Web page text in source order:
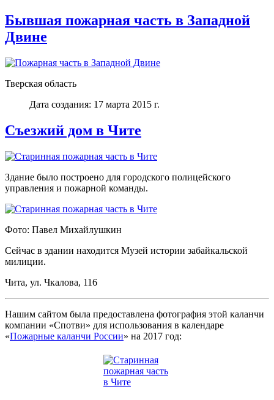
Бывшая пожарная часть в Западной
Двине
Тверская область
Дата создания: 17 марта 2015 г.
Съезжий дом в Чите
Здание было построено для городского полицейского
управления и пожарной команды.
Фото: Павел Михайлушкин
Сейчас в здании находится Музей истории забайкальской
милиции.
Чита, ул. Чкалова, 116
Нашим сайтом была предоставлена фотография этой каланчи
компании «Спотви» для использования в календаре
«Пожарные каланчи России» на 2017 год: